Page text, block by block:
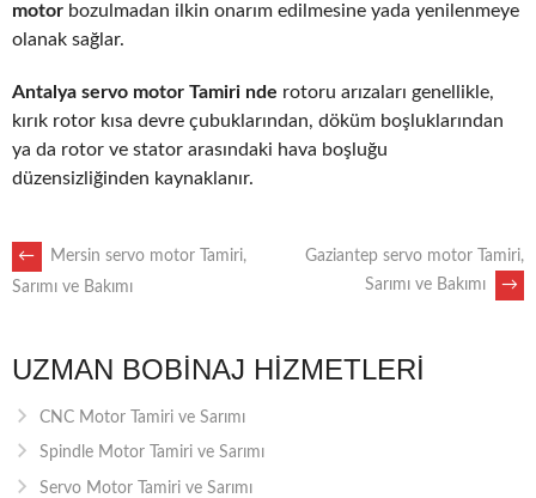
motor bozulmadan ilkin onarım edilmesine yada yenilenmeye
olanak sağlar.
Antalya servo motor Tamiri nde rotoru arızaları genellikle,
kırık rotor kısa devre çubuklarından, döküm boşluklarından
ya da rotor ve stator arasındaki hava boşluğu
düzensizliğinden kaynaklanır.
POST
←
Mersin servo motor Tamiri,
Sarımı ve Bakımı
Gaziantep servo motor Tamiri,
Sarımı ve Bakımı
→
UZMAN BOBINAJ HIZMETLERI
CNC Motor Tamiri ve Sarımı
Spindle Motor Tamiri ve Sarımı
Servo Motor Tamiri ve Sarımı